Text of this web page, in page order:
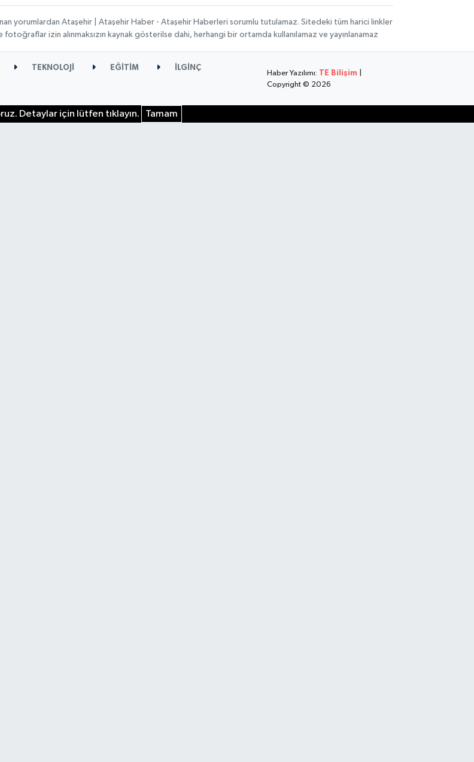
yorumlardan Ataşehir | Ataşehir Haber - Ataşehir Haberleri sorumlu tutulamaz. Sitedeki tüm harici linkler
fotoğraflar izin alınmaksızın kaynak gösterilse dahi, herhangi bir ortamda kullanılamaz ve yayınlanamaz
TEKNOLOJİ EĞİTİM
İLGİNÇ
Haber Yazılımı: TE Bilişim
Copyright © 2026
Detaylar için lütfen tıklayın. Tamam